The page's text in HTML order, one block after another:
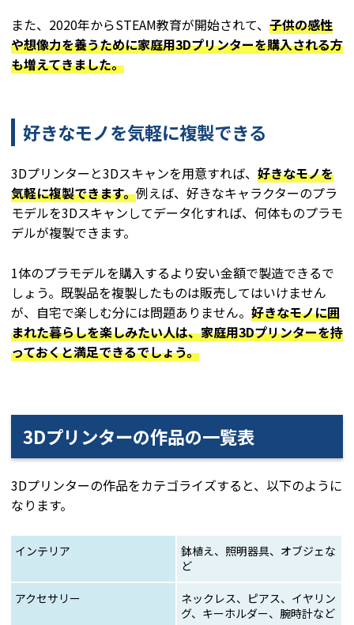
また、2020年からSTEAM教育が開始されて、 子供の感性
や想像力を養うために家庭用3Dプリンターを購入される方
も増えてきました。
好きなモノを気軽に複製できる
3Dプリンターと3Dスキャンを用意すれば、 好きなモノを
気軽に複製できます。例えば、好きなキャラクターのプラ
モデルを3Dスキャンしてデータ化すれば、何体ものプラモ
デルが複製できます。
1体のプラモデルを購入するより安い金額で製造できるで
しょう。既製品を複製したものは販売してはいけません
が、自宅で楽しむ分には問題ありません。 好きなモノに囲
まれた暮らしを楽しみたい人は、家庭用3Dプリンターを持
っておくと満足できるでしょう。
3Dプリンターの作品の一覧表
3Dプリンターの作品をカテゴライズすると、以下のように
なります。
インテリア
鉢植え、照明器具、オブジェな
ど
アクセサリー
ネックレス、ピアス、イヤリン
グ、キーホルダー、腕時計など